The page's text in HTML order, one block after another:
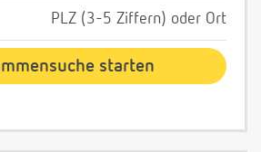
PLZ (3-5 Ziffern) oder Ort